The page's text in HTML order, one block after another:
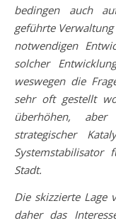
bedingen auch
geführte
notwendigen
solcher
weswegen die
sehr oft gestellt
überhöhen,
strategischer
Stadt.
Die skizzierte Lage
daher das